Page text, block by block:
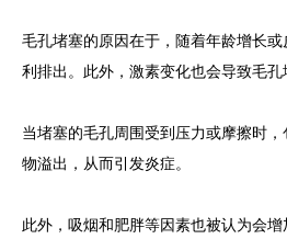
毛孔堵塞的原因在于，随着年龄增长
利排出。此外，激素变化也会导致毛孔
当堵塞的毛孔周围受到压力或摩擦时
物溢出，从而引发炎症。
此外，吸烟和肥胖等因素也被认为会